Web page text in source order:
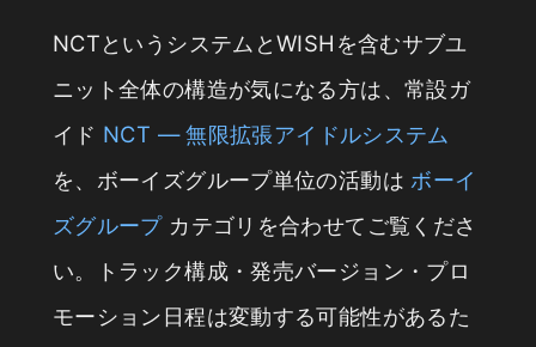
NCTというシステムとWISHを含むサブユ
ニット全体の構造が気になる方は、常設ガ
イド NCT — 無限拡張アイドルシステム
を、ボーイズグループ単位の活動は ボーイ
ズグループカテゴリを合わせてご覧くださ
い。トラック構成・発売バージョン・プロ
モーション日程は変動する可能性があるた